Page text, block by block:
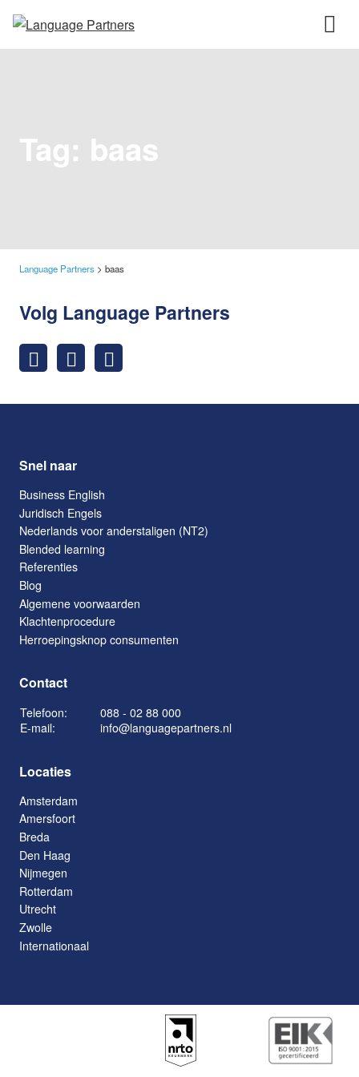
Tag: baas
Language Partners > baas
Volg Language Partners
Snel naar
Business English
Juridisch Engels
Nederlands voor anderstaligen (NT2)
Blended learning
Referenties
Blog
Algemene voorwaarden
Klachtenprocedure
Herroepingsknop consumenten
Contact
Telefoon:
088 - 02 88 000
E-mail:
info@languagepartners.nl
Locaties
Amsterdam
Amersfoort
Breda
Den Haag
Nijmegen
Rotterdam
Utrecht
Zwolle
Internationaal